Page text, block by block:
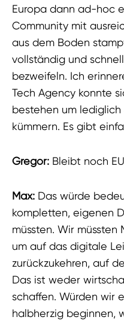
Europa dann ad-hoc
Community mit
aus dem Boden
vollständig und
bezweifeln. Ich
Tech Agency konnte
bestehen um
kümmern. Es gibt
Gregor: Bleibt noch
Max: Das würde
kompletten, eigenen
müssten. Wir müssten
um auf das digitale
zurückzukehren, auf
Das ist weder
schaffen. Würden wir
halbherzig beginnen,